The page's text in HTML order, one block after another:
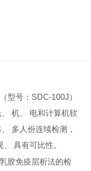
型号：SDC-100J）
机、 电和计算机软
多人份连续检测，
具有可比性。
胶免疫层析法的检